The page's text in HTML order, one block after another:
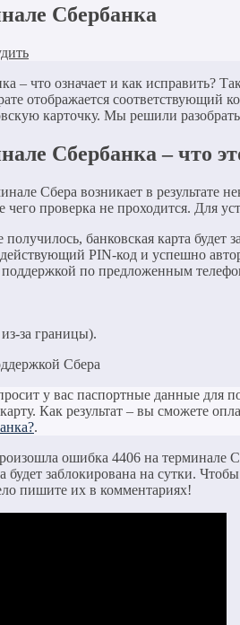
Сбербанка
– что означает и как исправить?
отображается соответствующий
карточку. Мы решили
Сбербанка – что
Сбера возникает в
чего проверка не проходится. Для
банковская карта
PIN-код и успешно
поддержкой по предложенным
за границы).
у вас паспортные данные
Как результат – вы сможете
.
ошибка 4406 на терминале
будет заблокирована на сутки.
пишите их в комментариях!